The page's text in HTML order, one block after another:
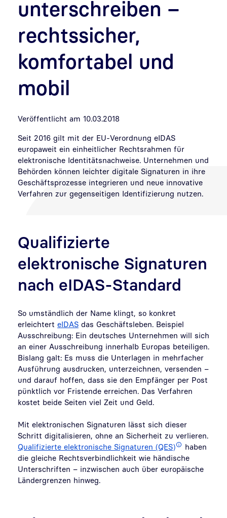
unterschreiben –
rechtssicher,
komfortabel und
mobil
Veröffentlicht am 10.03.2018
Seit 2016 gilt mit der EU-Verordnung eIDAS
europaweit ein einheitlicher Rechtsrahmen für
elektronische Identitätsnachweise. Unternehmen und
Behörden können leichter digitale Signaturen in ihre
Geschäftsprozesse integrieren und neue innovative
Verfahren zur gegenseitigen Identifizierung nutzen.
Qualifizierte
elektronische Signaturen
nach eIDAS-Standard
So umständlich der Name klingt, so konkret
erleichtert eIDAS das Geschäftsleben. Beispiel
Ausschreibung: Ein deutsches Unternehmen will sich
an einer Ausschreibung innerhalb Europas beteiligen.
Bislang galt: Es muss die Unterlagen in mehrfacher
Ausführung ausdrucken, unterzeichnen, versenden –
und darauf hoffen, dass sie den Empfänger per Post
pünktlich vor Fristende erreichen. Das Verfahren
kostet beide Seiten viel Zeit und Geld.
Mit elektronischen Signaturen lässt sich dieser
Schritt digitalisieren, ohne an Sicherheit zu verlieren.
Qualifizierte elektronische Signaturen (QES)
haben
die gleiche Rechtsverbindlichkeit wie händische
Unterschriften – inzwischen auch über europäische
Ländergrenzen hinweg.